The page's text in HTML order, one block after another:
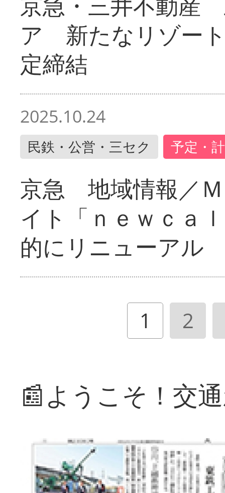
ア 新たなリゾー
定締結
2025.10.24
民鉄・公営・三セク 予定・
京急 地域情報／
イト「ｎｅｗｃａ
的にリニューアル
1 2
📰ようこそ！交